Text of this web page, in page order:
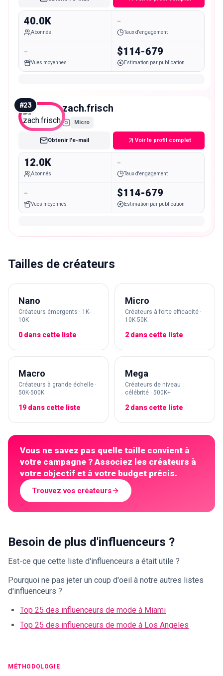
40.0K
Abonnés
-
Taux d'engagement
-
Vues moyennes
$114-679
Estimation par publication
#23 zach.frisch
Micro
Obtenir l'e-mail Voir le profil complet
12.0K
Abonnés
-
Taux d'engagement
-
Vues moyennes
$114-679
Estimation par publication
Tailles de créateurs
Nano
Créateurs émergents · 1K-
10K
0 dans cette liste
Micro
Créateurs à forte efficacité ·
10K-50K
2 dans cette liste
Macro
Créateurs à grande échelle ·
50K-500K
19 dans cette liste
Mega
Créateurs de niveau
célébrité · 500K+
2 dans cette liste
Vous ne savez pas quelle taille convient à
votre campagne ? Associez les créateurs à
votre objectif et à votre budget précis.
Trouvez vos créateurs
Besoin de plus d'influenceurs ?
Est-ce que cette liste d'influenceurs a était utile ?
Pourquoi ne pas jeter un coup d'oeil à notre autres listes
d'influenceurs ?
Top 25 des influenceurs de mode à Miami
Top 25 des influenceurs de mode à Los Angeles
MÉTHODOLOGIE